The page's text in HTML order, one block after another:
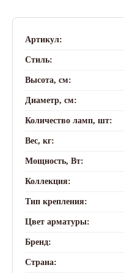
Артикул:
Стиль:
Высота, см:
Диаметр, см:
Количество ламп, шт:
Вес, кг:
Мощность, Вт:
Коллекция:
Тип крепления:
Цвет арматуры:
Бренд:
Страна: